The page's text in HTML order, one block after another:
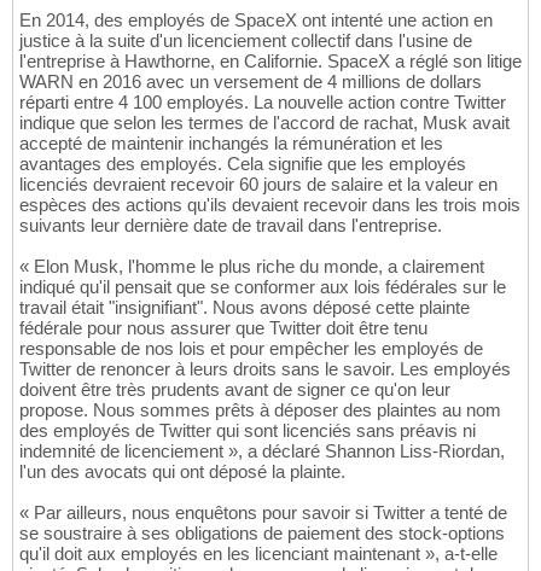
En 2014, des employés de SpaceX ont intenté une action en
justice à la suite d'un licenciement collectif dans l'usine de
l'entreprise à Hawthorne, en Californie. SpaceX a réglé son litige
WARN en 2016 avec un versement de 4 millions de dollars
réparti entre 4 100 employés. La nouvelle action contre Twitter
indique que selon les termes de l'accord de rachat, Musk avait
accepté de maintenir inchangés la rémunération et les
avantages des employés. Cela signifie que les employés
licenciés devraient recevoir 60 jours de salaire et la valeur en
espèces des actions qu'ils devaient recevoir dans les trois mois
suivants leur dernière date de travail dans l'entreprise.
« Elon Musk, l'homme le plus riche du monde, a clairement
indiqué qu'il pensait que se conformer aux lois fédérales sur le
travail était "insignifiant". Nous avons déposé cette plainte
fédérale pour nous assurer que Twitter doit être tenu
responsable de nos lois et pour empêcher les employés de
Twitter de renoncer à leurs droits sans le savoir. Les employés
doivent être très prudents avant de signer ce qu'on leur
propose. Nous sommes prêts à déposer des plaintes au nom
des employés de Twitter qui sont licenciés sans préavis ni
indemnité de licenciement », a déclaré Shannon Liss-Riordan,
l'un des avocats qui ont déposé la plainte.
« Par ailleurs, nous enquêtons pour savoir si Twitter a tenté de
se soustraire à ses obligations de paiement des stock-options
qu'il doit aux employés en les licenciant maintenant », a-t-elle